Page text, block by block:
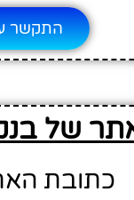
התקשר
של
כתובת